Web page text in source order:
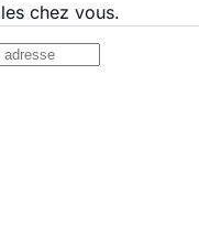
chez vous.